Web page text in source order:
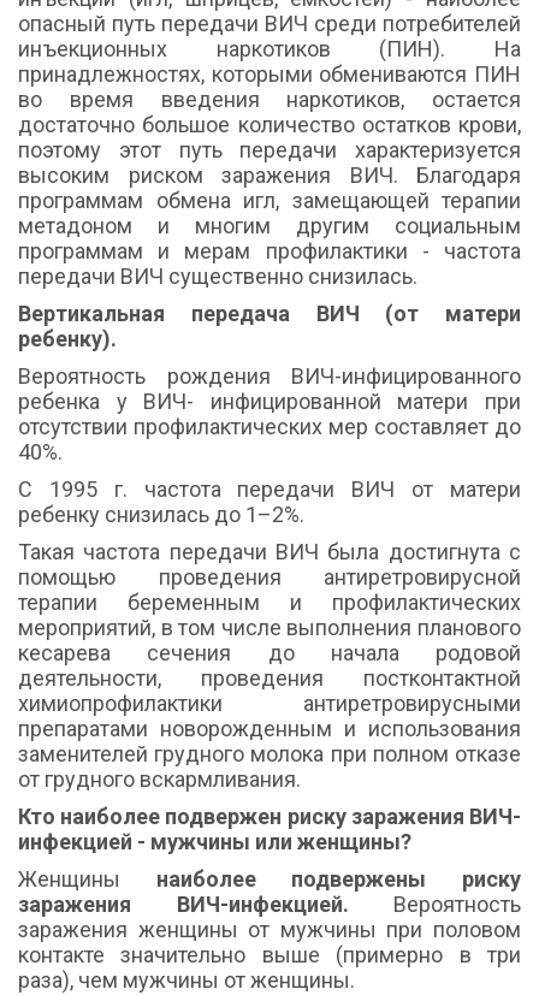
опасный путь передачи ВИЧ среди потребителей
инъекционных наркотиков (ПИН). На
принадлежностях, которыми обмениваются ПИН
во время введения наркотиков, остается
достаточно большое количество остатков крови,
поэтому этот путь передачи характеризуется
высоким риском заражения ВИЧ. Благодаря
программам обмена игл, замещающей терапии
метадоном и многим другим социальным
программам и мерам профилактики - частота
передачи ВИЧ существенно снизилась.
Вертикальная передача ВИЧ (от матери
ребенку).
Вероятность рождения ВИЧ-инфицированного
ребенка у ВИЧ- инфицированной матери при
отсутствии профилактических мер составляет до
40%.
С 1995 г. частота передачи ВИЧ от матери
ребенку снизилась до 1–2%.
Такая частота передачи ВИЧ была достигнута с
помощью проведения антиретровирусной
терапии беременным и профилактических
мероприятий, в том числе выполнения планового
кесарева сечения до начала родовой
деятельности, проведения постконтактной
химиопрофилактики антиретровирусными
препаратами новорожденным и использования
заменителей грудного молока при полном отказе
от грудного вскармливания.
Кто наиболее подвержен риску заражения ВИЧ-
инфекцией - мужчины или женщины?
Женщины наиболее подвержены риску
заражения ВИЧ-инфекцией. Вероятность
заражения женщины от мужчины при половом
контакте значительно выше (примерно в три
раза), чем мужчины от женщины.